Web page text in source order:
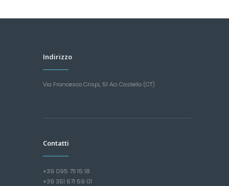
Indirizzo
Via Francesco Crispi, 51 Aci Castello (CT)
Contatti
+39 095 711 15 18
+39 351 671 59 01